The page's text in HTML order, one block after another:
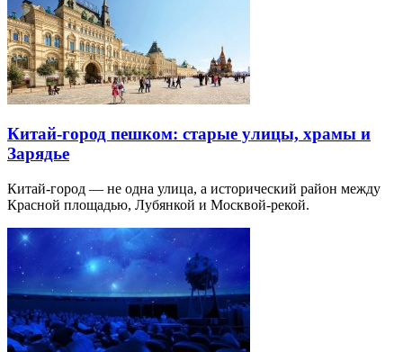
Китай-город пешком: старые улицы, храмы и
Зарядье
Китай-город — не одна улица, а исторический район между
Красной площадью, Лубянкой и Москвой-рекой.